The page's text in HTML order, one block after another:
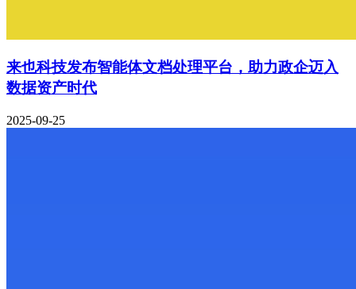
来也科技发布智能体文档处理平台，助力政企迈入
数据资产时代
2025-09-25